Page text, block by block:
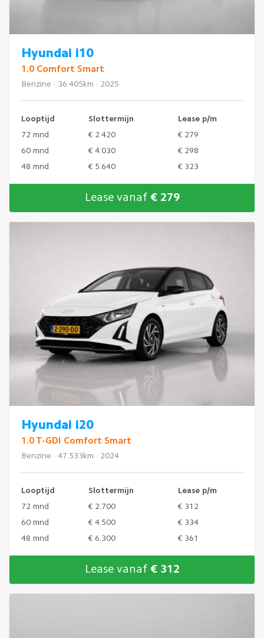
Hyundai i10
1.0 Comfort Smart
Benzine · 36.405km · 2025
Looptijd Slottermijn
Lease p/m
72 mnd
€ 2.420
€ 279
60 mnd
€ 4.030
€ 298
48 mnd
€ 5.640 € 323
Lease vanaf € 279
Hyundai i20
1.0 T-GDI Comfort Smart
Benzine · 47.533km · 2024
Looptijd Slottermijn
Lease p/m
72 mnd
€ 2.700
€ 312
60 mnd
€ 4.500
€ 334
48 mnd
€ 6.300 € 361
Lease vanaf € 312